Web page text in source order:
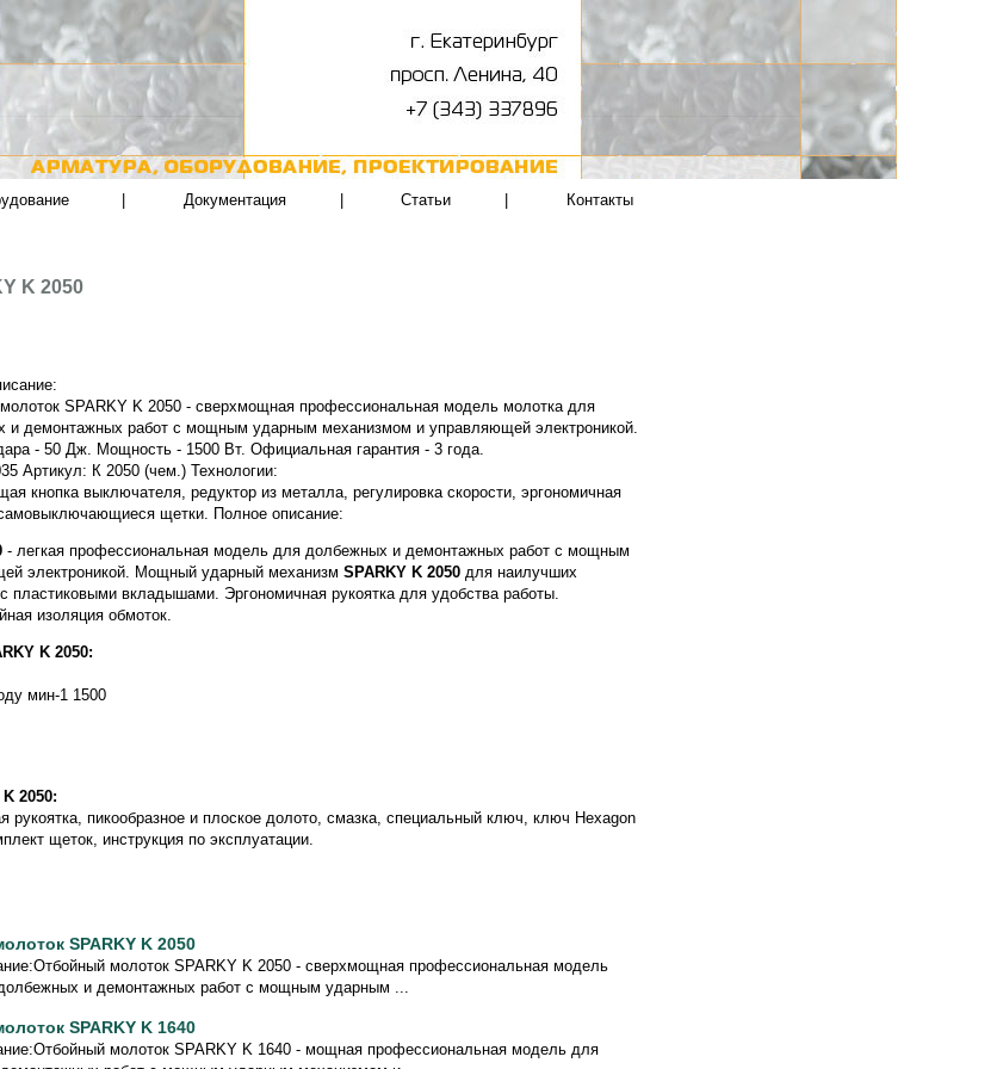
Документация Статьи Контакты
K 2050
SPARKY K 2050 - сверхмощная профессиональная модель молотка для
и демонтажных работ с мощным ударным механизмом и управляющей электроникой.
- 50 Дж. Мощность - 1500 Вт. Официальная гарантия - 3 года.
Артикул: К 2050 (чем.) Технологии:
кнопка выключателя, редуктор из металла, регулировка скорости, эргономичная
щетки. Полное описание:
- легкая профессиональная модель для долбежных и демонтажных работ с мощным
электроникой. Мощный ударный механизмSPARKY K 2050 для наилучших
пластиковыми вкладышами. Эргономичная рукоятка для удобства работы.
изоляция обмоток.
K 2050:
мин-1 1500
2050:
рукоятка, пикообразное и плоское долото, смазка, специальный ключ, ключ Hexagon
щеток, инструкция по эксплуатации.
SPARKY K 2050
молоток SPARKY K 2050 - сверхмощная профессиональная модель
и демонтажных работ с мощным ударным ...
SPARKY K 1640
молоток SPARKY K 1640 - мощная профессиональная модель для